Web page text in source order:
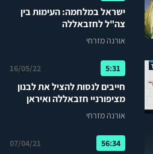
ישראל במלחמה: העימות בין
צה"ל לחזבאללה
אורנה מזרחי
5:31
16/05/22
חייבים לנסות להציל את לבנון
מציפורניי חזבאללה ואיראן
אורנה מזרחי
56:34
07/04/21